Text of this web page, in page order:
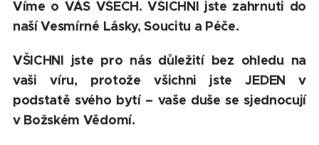
Víme o VÁS VŠECH. VŠICHNI jste zahrnuti do
naší Vesmírné Lásky, Soucitu a Péče.
VŠICHNI jste pro nás důležití bez ohledu na
vaši víru, protože všichni jste JEDEN v
podstatě svého bytí – vaše duše se sjednocují
v Božském Vědomí.